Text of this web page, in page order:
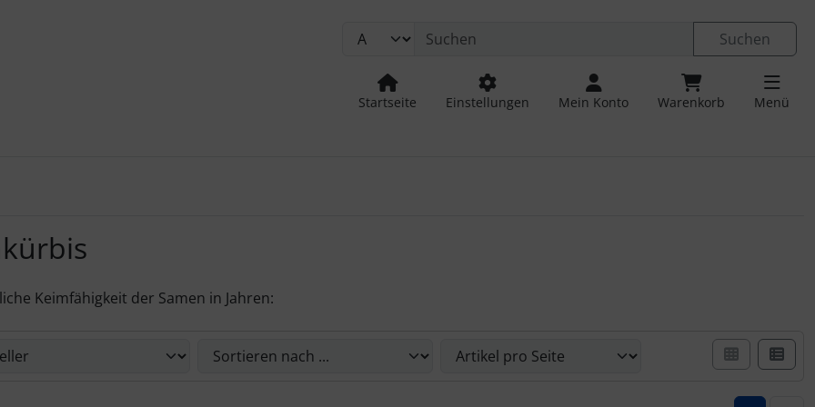
Suchen
Startseite Einstellungen Mein Konto Warenkorb Menü
Keimfähigkeit der Samen in Jahren: